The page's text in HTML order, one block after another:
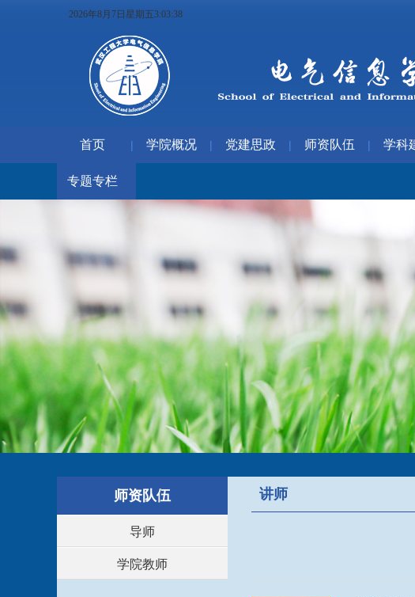
2026年8月7日星期五3:03:38
首页 | 学院概况 | 党建思政 | 师资队伍 | 学科
专题专栏
师资队伍
导师
学院教师
讲师